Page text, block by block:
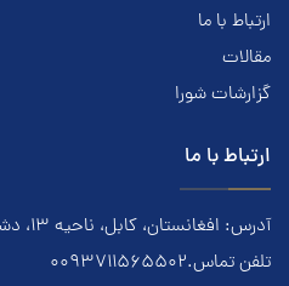
ارتباط با ما
مقالات
گزارشات شورا
ارتباط با ما
آدرس: افغانستان، کابل، ناحیه ۱۳، دشت برچی
تلفن تماس.0093711565502